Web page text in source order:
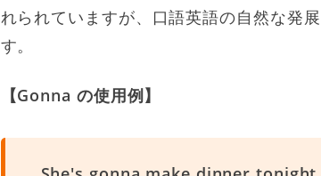
れられていますが、口語英語の自然な発
す。
【Gonna の使用例】